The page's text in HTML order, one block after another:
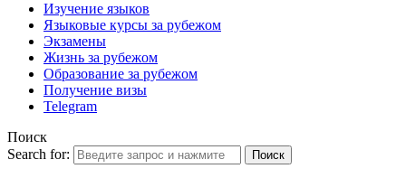
Изучение языков
Языковые курсы за рубежом
Экзамены
Жизнь за рубежом
Образование за рубежом
Получение визы
Telegram
Поиск
Search for:
Поиск